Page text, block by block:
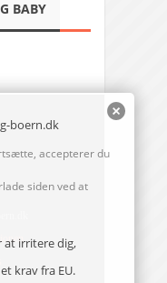
BABY
boern.dk
accepterer du
siden ved at
at irritere dig,
krav fra EU.